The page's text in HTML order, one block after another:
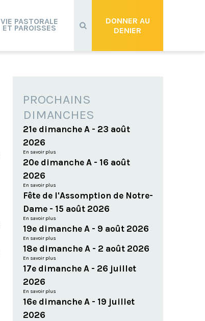
DONNER AU
DENIER
VIE PASTORALE
ET PAROISSES
PROCHAINS
DIMANCHES
21e dimanche A - 23 août
2026
En savoir plus
20e dimanche A - 16 août
2026
En savoir plus
Fête de l'Assomption de Notre-
Dame - 15 août 2026
En savoir plus
19e dimanche A - 9 août 2026
En savoir plus
18e dimanche A - 2 août 2026
En savoir plus
17e dimanche A - 26 juillet
2026
En savoir plus
16e dimanche A - 19 juillet
2026